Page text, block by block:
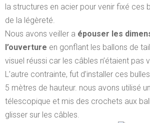
la structures en acier pour venir fixé ces
de la légèreté.
Nous avons veiller a épouser les
l’ouverture en gonflant les ballons de
visuel réussi car les câbles n’étaient pas
L’autre contrainte, fut d’installer ces
5 mètres de hauteur. nous avons utilisé
télescopique et mis des crochets aux
glisser sur les câbles.